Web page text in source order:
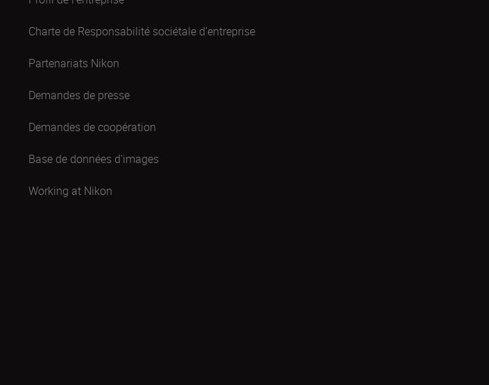
Charte de Responsabilité sociétale d’entreprise
Partenariats Nikon
Demandes de presse
Demandes de coopération
Base de données d'images
Working at Nikon